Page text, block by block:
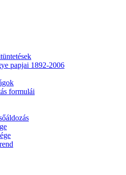
papjai 1892-2006
formulái